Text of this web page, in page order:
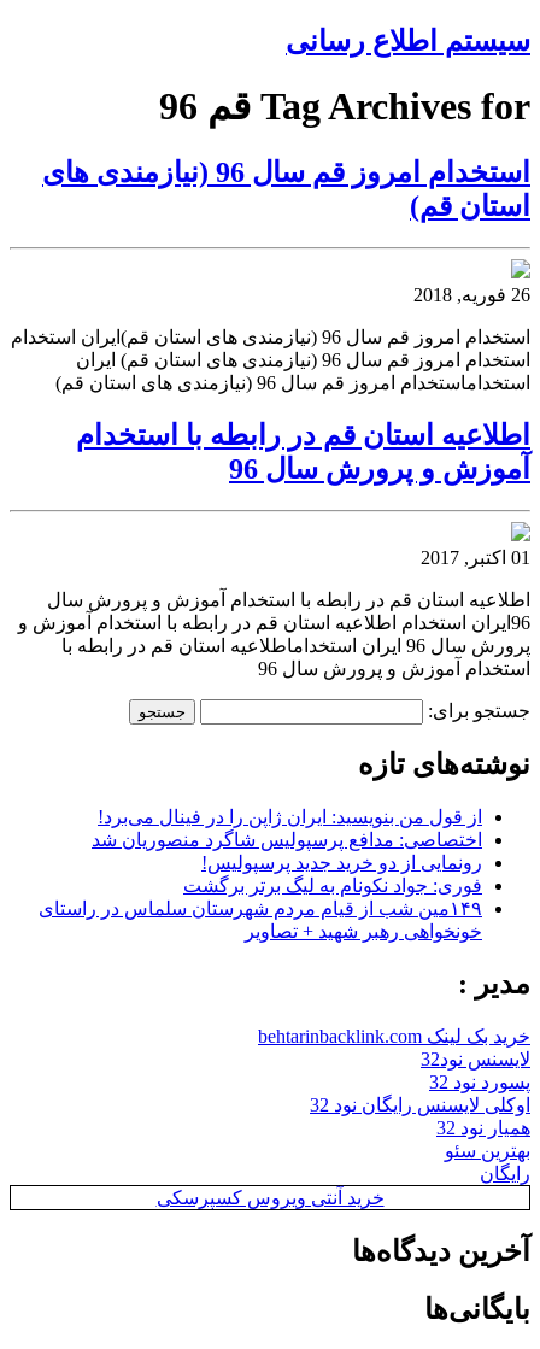
سیستم اطلاع رسانی
Tag Archives for قم 96
استخدام امروز قم سال 96 (نیازمندی های
استان قم)
26 فوریه, 2018
استخدام امروز قم سال 96 (نیازمندی های استان قم)ایران استخدام
استخدام امروز قم سال 96 (نیازمندی های استان قم) ایران
استخداماستخدام امروز قم سال 96 (نیازمندی های استان قم)
اطلاعیه استان قم در رابطه با استخدام
آموزش و پرورش سال 96
01 اکتبر, 2017
اطلاعیه استان قم در رابطه با استخدام آموزش و پرورش سال
96ایران استخدام اطلاعیه استان قم در رابطه با استخدام آموزش و
پرورش سال 96 ایران استخداماطلاعیه استان قم در رابطه با
استخدام آموزش و پرورش سال 96
جستجو برای:
نوشته‌های تازه
از قول من بنویسید: ایران ژاپن را در فینال می‌برد!
اختصاصی: مدافع پرسپولیس شاگرد منصوریان شد
رونمایی از دو خرید جدید پرسپولیس!
فوری: جواد نکونام به لیگ برتر برگشت
۱۴۹مین شب از قیام مردم شهرستان سلماس در راستای
خونخواهی رهبر شهید + تصاویر
مدیر :
خرید بک لینک behtarinbacklink.com
لایسنس نود32
پسورد نود 32
اوکلی لایسنس رایگان نود 32
همیار نود 32
بهترین سئو
رایگان
خرید آنتی ویروس کسپرسکی
آخرین دیدگاه‌ها
بایگانی‌ها